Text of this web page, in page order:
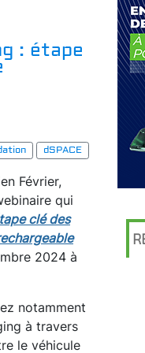
: étape
dSPACE
Février,
qui
clé des
2024 à
notamment
à travers
le véhicule